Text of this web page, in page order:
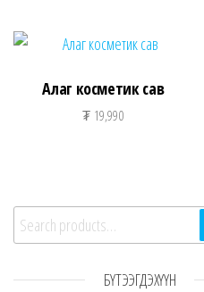
Алаг косметик сав
₮ 19,990
Search for:
БҮТЭЭГДЭХҮҮН